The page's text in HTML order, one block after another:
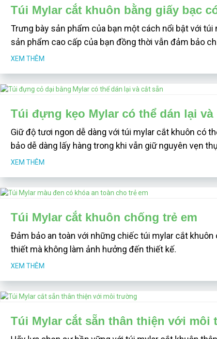
Túi Mylar cắt khuôn bằng giấy bạc
Trưng bày sản phẩm của bạn một cách nổi bật với
sản phẩm cao cấp của bạn đồng thời vẫn đảm bảo
XEM THÊM
Túi đựng kẹo Mylar có thể dán lại và
Giữ độ tươi ngon dễ dàng với túi mylar cắt khuôn có
bảo dễ dàng lấy hàng trong khi vẫn giữ nguyên vẹn
XEM THÊM
Túi Mylar cắt khuôn chống trẻ em
Đảm bảo an toàn với những chiếc túi mylar cắt
thiết mà không làm ảnh hưởng đến thiết kế.
XEM THÊM
Túi Mylar cắt sẵn thân thiện với môi